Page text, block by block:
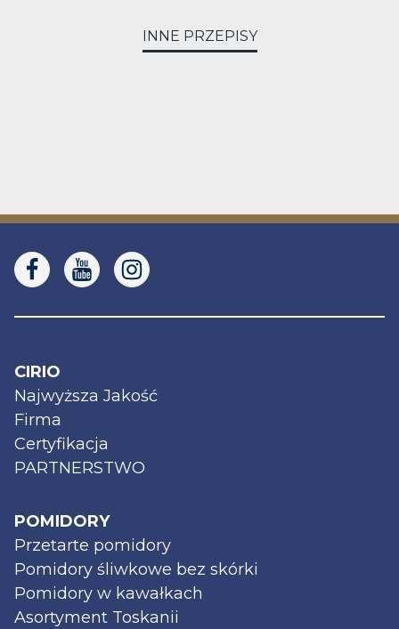
INNE PRZEPISY
CIRIO
Najwyższa Jakość
Firma
Certyfikacja
PARTNERSTWO
POMIDORY
Przetarte pomidory
Pomidory śliwkowe bez skórki
Pomidory w kawałkach
Asortyment Toskanii